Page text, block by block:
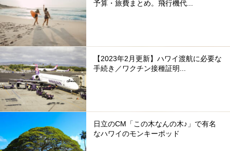
予算・旅費まとめ。飛行機代...
【2023年2月更新】ハワイ渡航に必要な
手続き／ワクチン接種証明...
日立のCM「この木なんの木♪」で有名
なハワイのモンキーポッド